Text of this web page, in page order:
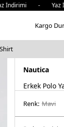
-
Kargo
Nautica
Erkek Polo
Renk: mavi̇